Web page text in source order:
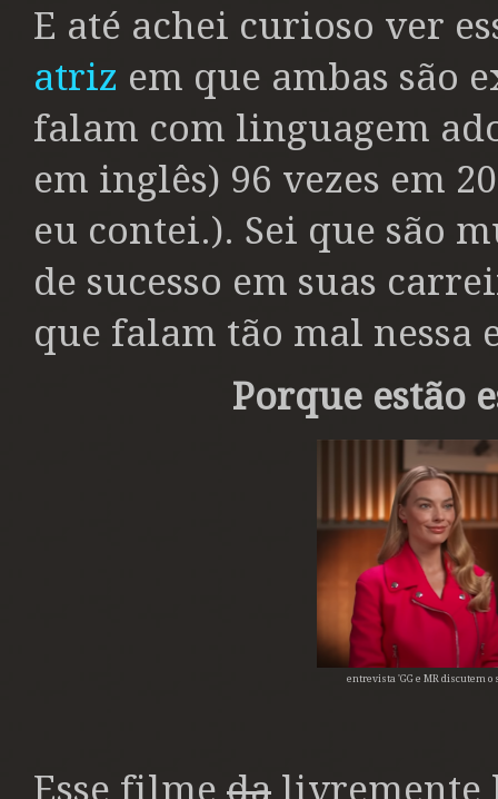
E até achei curioso ver
atriz em que ambas são
falam com linguagem
em inglês) 96 vezes em
eu contei.). Sei que são
de sucesso em suas
que falam tão mal nessa
Porque estão
entrevista 'GG e MR discutem
Esse filme da livremente